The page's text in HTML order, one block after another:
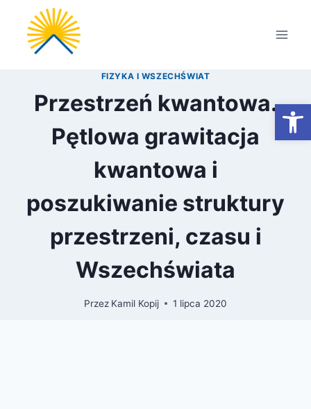
Przejdź
treści
FIZYKA I WSZECHŚWIAT
Przestrzeń kwantowa.
Pętlowa grawitacja
kwantowa i
poszukiwanie struktury
przestrzeni, czasu i
Wszechświata
Przez Kamil Kopij 1 lipca 2020